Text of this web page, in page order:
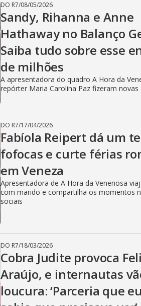
DO R7/08/05/2026
Sandy, Rihanna e Anne
Hathaway no Balanço
Saiba tudo sobre esse
de milhões
A apresentadora do quadro A Hora da
repórter Maria Carolina Paz fizeram novas
DO R7/17/04/2026
Fabíola Reipert dá um
fofocas e curte férias
em Veneza
Apresentadora de A Hora da Venenosa
com marido e compartilha os momentos
sociais
DO R7/18/03/2026
Cobra Judite provoca
Araújo, e internautas
loucura: ‘Parceria que